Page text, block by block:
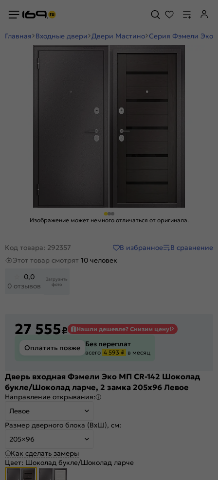
Главная Входные двери Двери Мастино Серия Фэмели Эко
Изображение может немного отличаться от оригинала.
Код товара: 292357 В избранное
В сравнение
Этот товар смотрят 10 человек
0,0
0 отзывов
Загрузить
фото
27 555₽ Нашли дешевле? Снизим цену!
Оплатить позже Без переплат
всего 4 593 ₽ в месяц
Дверь входная Фэмели Эко МП CR-142 Шоколад
букле/Шоколад ларче, 2 замка 205x96 Левое
Направление открывания:
Левое
Размер дверного блока (ВхШ), см:
205×96
Как сделать замеры
Цвет: Шоколад букле/Шоколад ларче